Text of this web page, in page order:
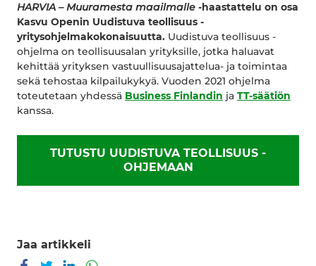
HARVIA – Muuramesta maailmalle -haastattelu on osa
Kasvu Openin Uudistuva teollisuus -
yritysohjelmakokonaisuutta. Uudistuva teollisuus -
ohjelma on teollisuusalan yrityksille, jotka haluavat
kehittää yrityksen vastuullisuusajattelua- ja toimintaa
sekä tehostaa kilpailukykyä. Vuoden 2021 ohjelma
toteutetaan yhdessä Business Finlandin ja TT-säätiön
kanssa.
TUTUSTU UUDISTUVA TEOLLISUUS -
OHJEMAAN
Jaa artikkeli
Jaa Facebookissa
Jaa TwitterissäJaa LinkedInissä